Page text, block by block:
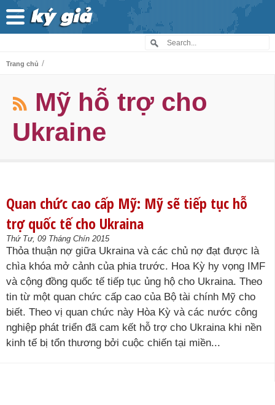
Trang chủ /
Mỹ hỗ trợ cho
Ukraine
Quan chức cao cấp Mỹ: Mỹ sẽ tiếp tục hỗ
trợ quốc tế cho Ukraina
Thứ Tư, 09 Tháng Chín 2015
Thỏa thuận nợ giữa Ukraina và các chủ nợ đạt được là
chìa khóa mở cảnh của phia trước. Hoa Kỳ hy vọng IMF
và cộng đồng quốc tế tiếp tục ủng hộ cho Ukraina. Theo
tin từ một quan chức cấp cao của Bộ tài chính Mỹ cho
biết. Theo vị quan chức này Hòa Kỳ và các nước công
nghiệp phát triển đã cam kết hỗ trợ cho Ukraina khi nền
kinh tế bị tổn thương bởi cuộc chiến tại miền...